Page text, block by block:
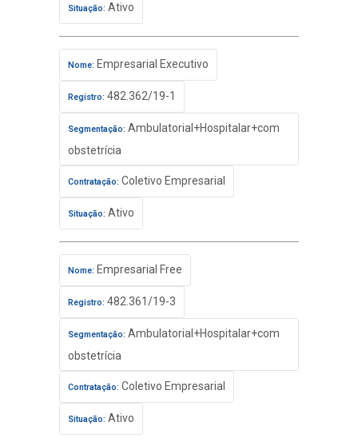
Situação: Ativo
Nome: Empresarial Executivo
Registro: 482.362/19-1
Segmentação: Ambulatorial+Hospitalar+com
obstetrícia
Contratação: Coletivo Empresarial
Situação: Ativo
Nome: Empresarial Free
Registro: 482.361/19-3
Segmentação: Ambulatorial+Hospitalar+com
obstetrícia
Contratação: Coletivo Empresarial
Situação: Ativo